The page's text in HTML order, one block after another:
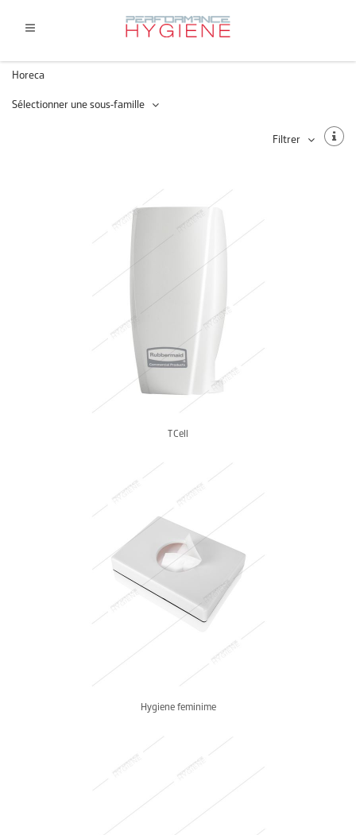
Horeca
Sélectionner une sous-famille
Filtrer
T Cell
Hygiene feminime